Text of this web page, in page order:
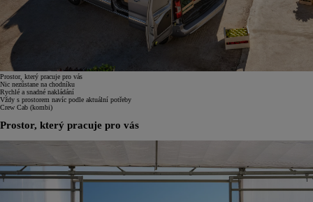
Prostor, který pracuje pro vás
Nic nezůstane na chodníku
Rychlé a snadné nakládání
Vždy s prostorem navíc podle aktuální potřeby
Crew Cab (kombi)
Prostor, který pracuje pro vás